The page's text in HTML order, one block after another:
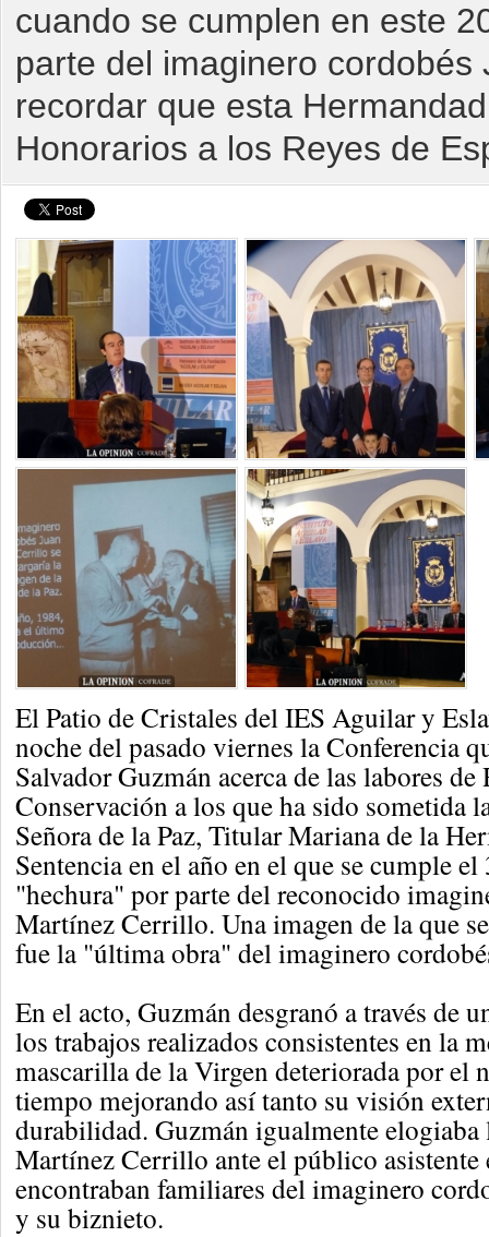
cuando se cumplen en este
parte del imaginero
recordar que esta
Honorarios a los Reyes de
El Patio de Cristales del IES Aguilar y
noche del pasado viernes la Conferencia
Salvador Guzmán acerca de las labores
Conservación a los que ha sido sometida
Señora de la Paz, Titular Mariana de la
Sentencia en el año en el que se cumple
"hechura" por parte del reconocido
Martínez Cerrillo. Una imagen de la que
fue la "última obra" del imaginero
En el acto, Guzmán desgranó a través de
los trabajos realizados consistentes en la
mascarilla de la Virgen deteriorada por el
tiempo mejorando así tanto su visión
durabilidad. Guzmán igualmente elogiaba
Martínez Cerrillo ante el público asistente
encontraban familiares del imaginero
y su biznieto.